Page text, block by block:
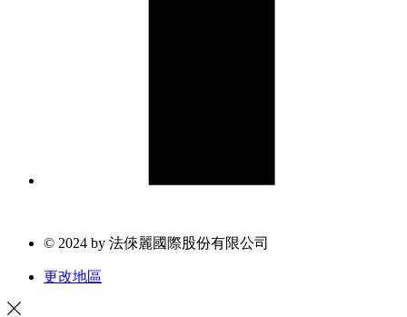
© 2024 by 法倈麗國際股份有限公司
更改地區